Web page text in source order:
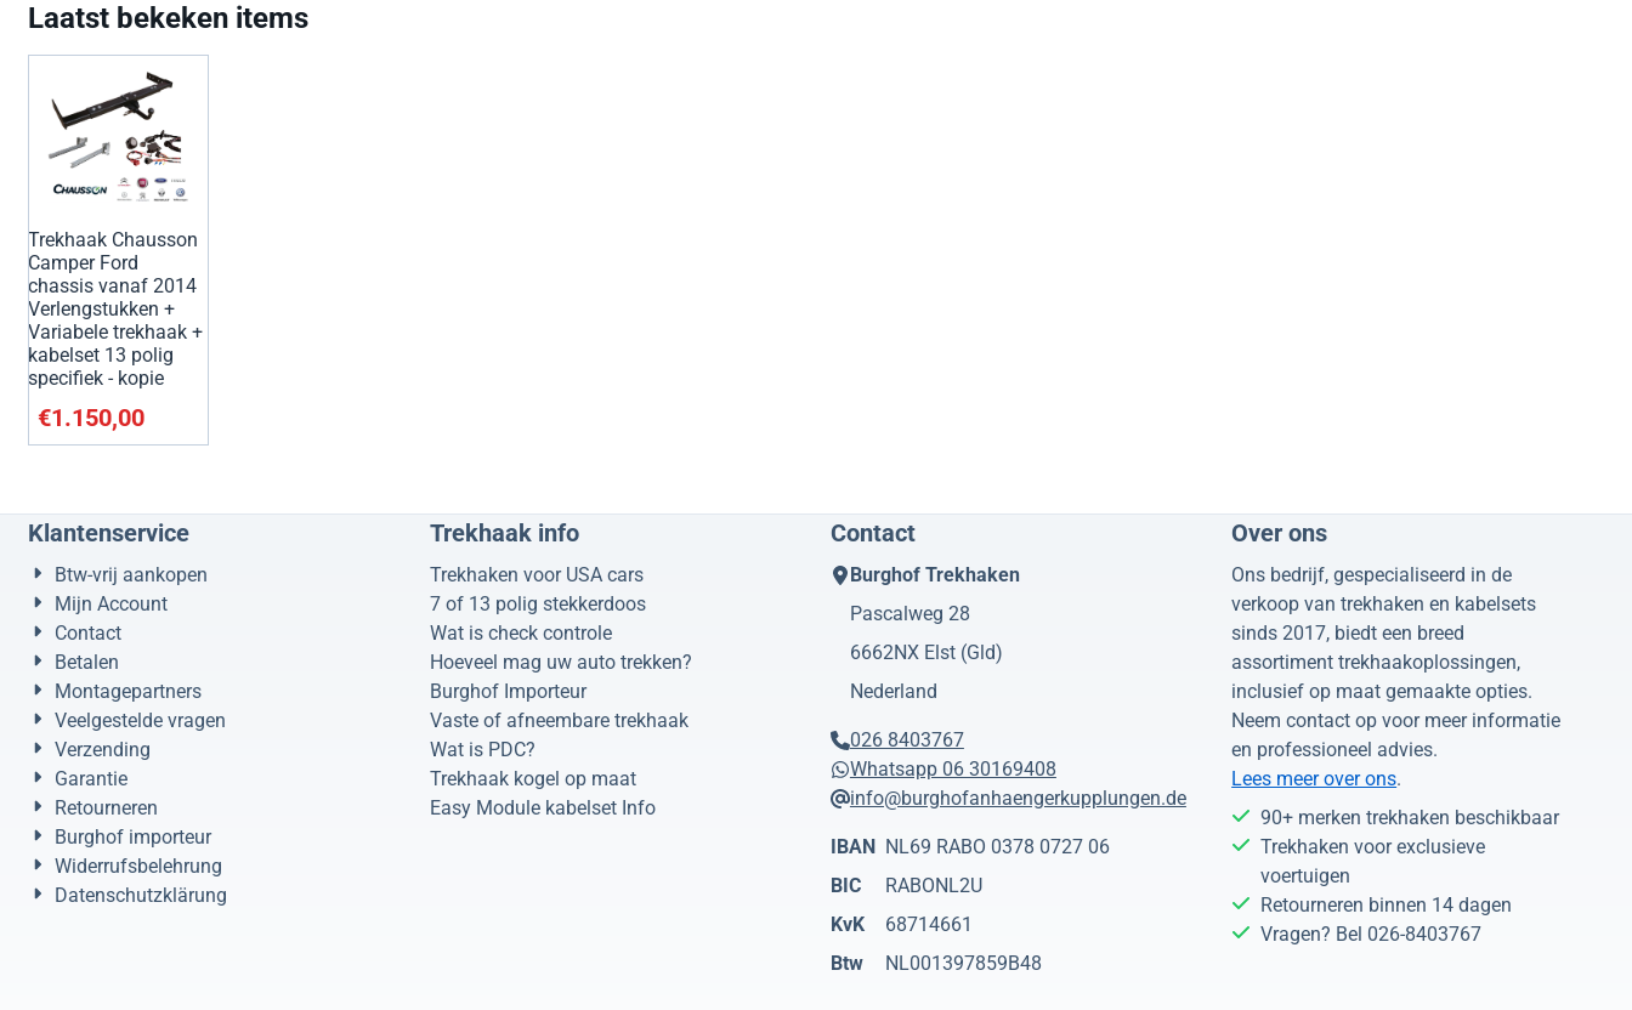
Laatst bekeken items
Trekhaak Chausson
Camper Ford
chassis vanaf 2014
Verlengstukken +
Variabele trekhaak +
kabelset 13 polig
specifiek - kopie
€1.150,00
Klantenservice
Btw-vrij aankopen
Mijn Account
Contact
Betalen
Montagepartners
Veelgestelde vragen
Verzending
Garantie
Retourneren
Burghof importeur
Widerrufsbelehrung
Datenschutzklärung
Trekhaak info
Trekhaken voor USA cars
7 of 13 polig stekkerdoos
Wat is check controle
Hoeveel mag uw auto trekken?
Burghof Importeur
Vaste of afneembare trekhaak
Wat is PDC?
Trekhaak kogel op maat
Easy Module kabelset Info
Contact
Burghof Trekhaken
Pascalweg 28
6662NX Elst (Gld)
Nederland
026 8403767
Whatsapp 06 30169408
info@burghofanhaengerkupplungen.de
IBAN
NL69 RABO 0378 0727 06
BIC
RABONL2U
KvK
68714661
Btw
NL001397859B48
Over ons
Ons bedrijf, gespecialiseerd in de
verkoop van trekhaken en kabelsets
sinds 2017, biedt een breed
assortiment trekhaakoplossingen,
inclusief op maat gemaakte opties.
Neem contact op voor meer informatie
en professioneel advies.
Lees meer over ons.
90+ merken trekhaken beschikbaar
Trekhaken voor exclusieve
voertuigen
Retourneren binnen 14 dagen
Vragen? Bel 026-8403767